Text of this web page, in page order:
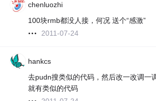
chenluozhi
100块rmb都没人接，何况 送个“感激”
2011-07-24
hankcs
去pudn搜类似的代码，然后改一改调一
就有类似的代码